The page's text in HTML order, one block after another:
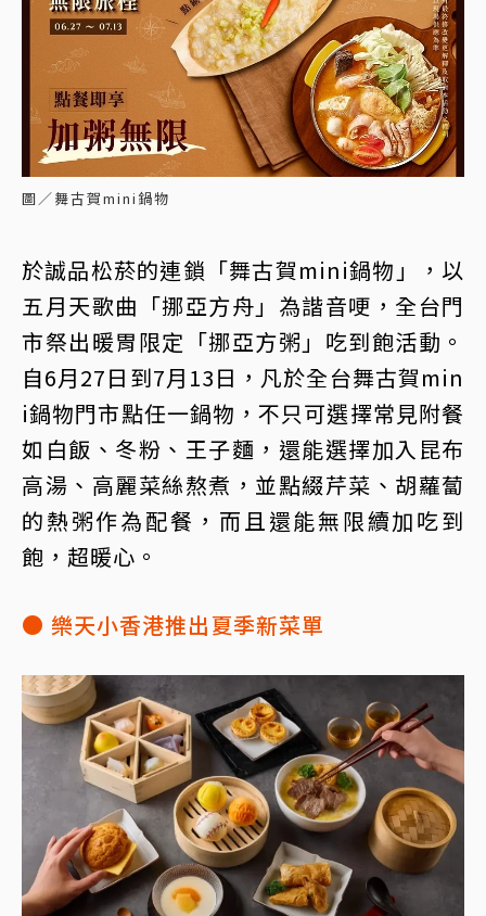
圖／舞古賀mini鍋物
於誠品松菸的連鎖「舞古賀mini鍋物」，以
五月天歌曲「挪亞方舟」為諧音哽，全台門
市祭出暖胃限定「挪亞方粥」吃到飽活動。
自6月27日到7月13日，凡於全台舞古賀min
i鍋物門市點任一鍋物，不只可選擇常見附餐
如白飯、冬粉、王子麵，還能選擇加入昆布
高湯、高麗菜絲熬煮，並點綴芹菜、胡蘿蔔
的熱粥作為配餐，而且還能無限續加吃到
飽，超暖心。
● 樂天小香港推出夏季新菜單